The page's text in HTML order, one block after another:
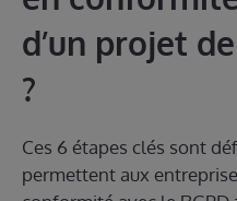
d’un projet
?
Ces 6 étapes clés sont
permettent aux